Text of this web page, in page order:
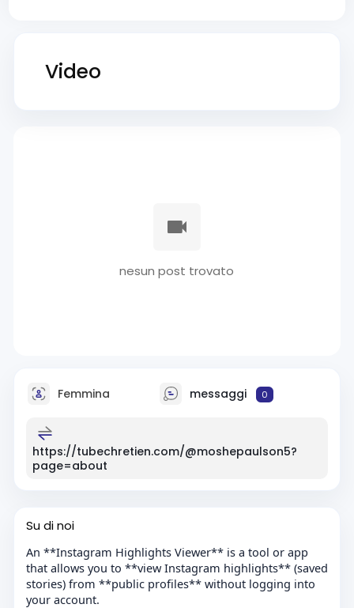
Video
nesun post trovato
Femmina messaggi 0
https://tubechretien.com/@moshepaulson5?
page=about
Su di noi
An **Instagram Highlights Viewer** is a tool or app
that allows you to **view Instagram highlights** (saved
stories) from **public profiles** without logging into
your account.